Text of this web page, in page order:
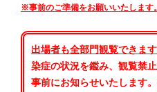
※事前のご準備をお願いいたします。
出場者も全部門観覧できます
染症の状況を鑑み、観覧禁
事前にお知らせいたします。